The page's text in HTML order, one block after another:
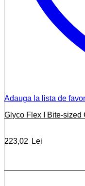
Adauga la lista de
Glyco Flex I Bite-sized
223,02 Lei